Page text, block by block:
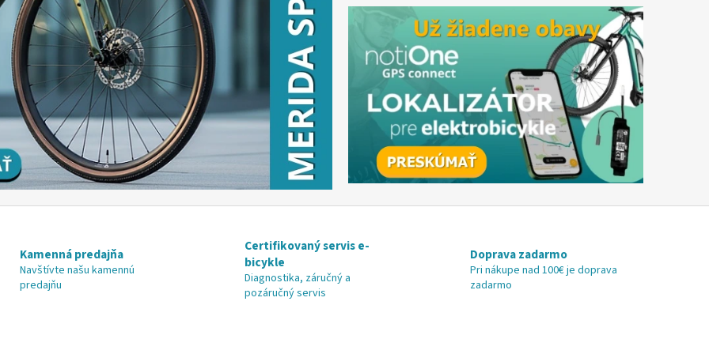
Kamenná predajňa
Navštívte našu kamennú
predajňu
Certifikovaný servis e-
bicykle
Diagnostika, záručný a
pozáručný servis
Doprava zadarmo
Pri nákupe nad 100€ je doprava
zadarmo